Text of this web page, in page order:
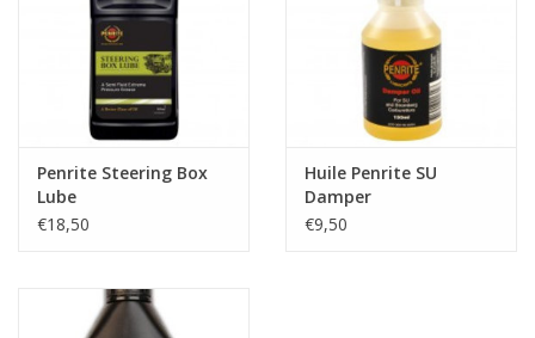
Penrite Steering Box
Lube
€18,50
Huile Penrite SU
Damper
€9,50